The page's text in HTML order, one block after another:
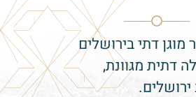
מוגן דתי בירושלים
דתית מגוונת,